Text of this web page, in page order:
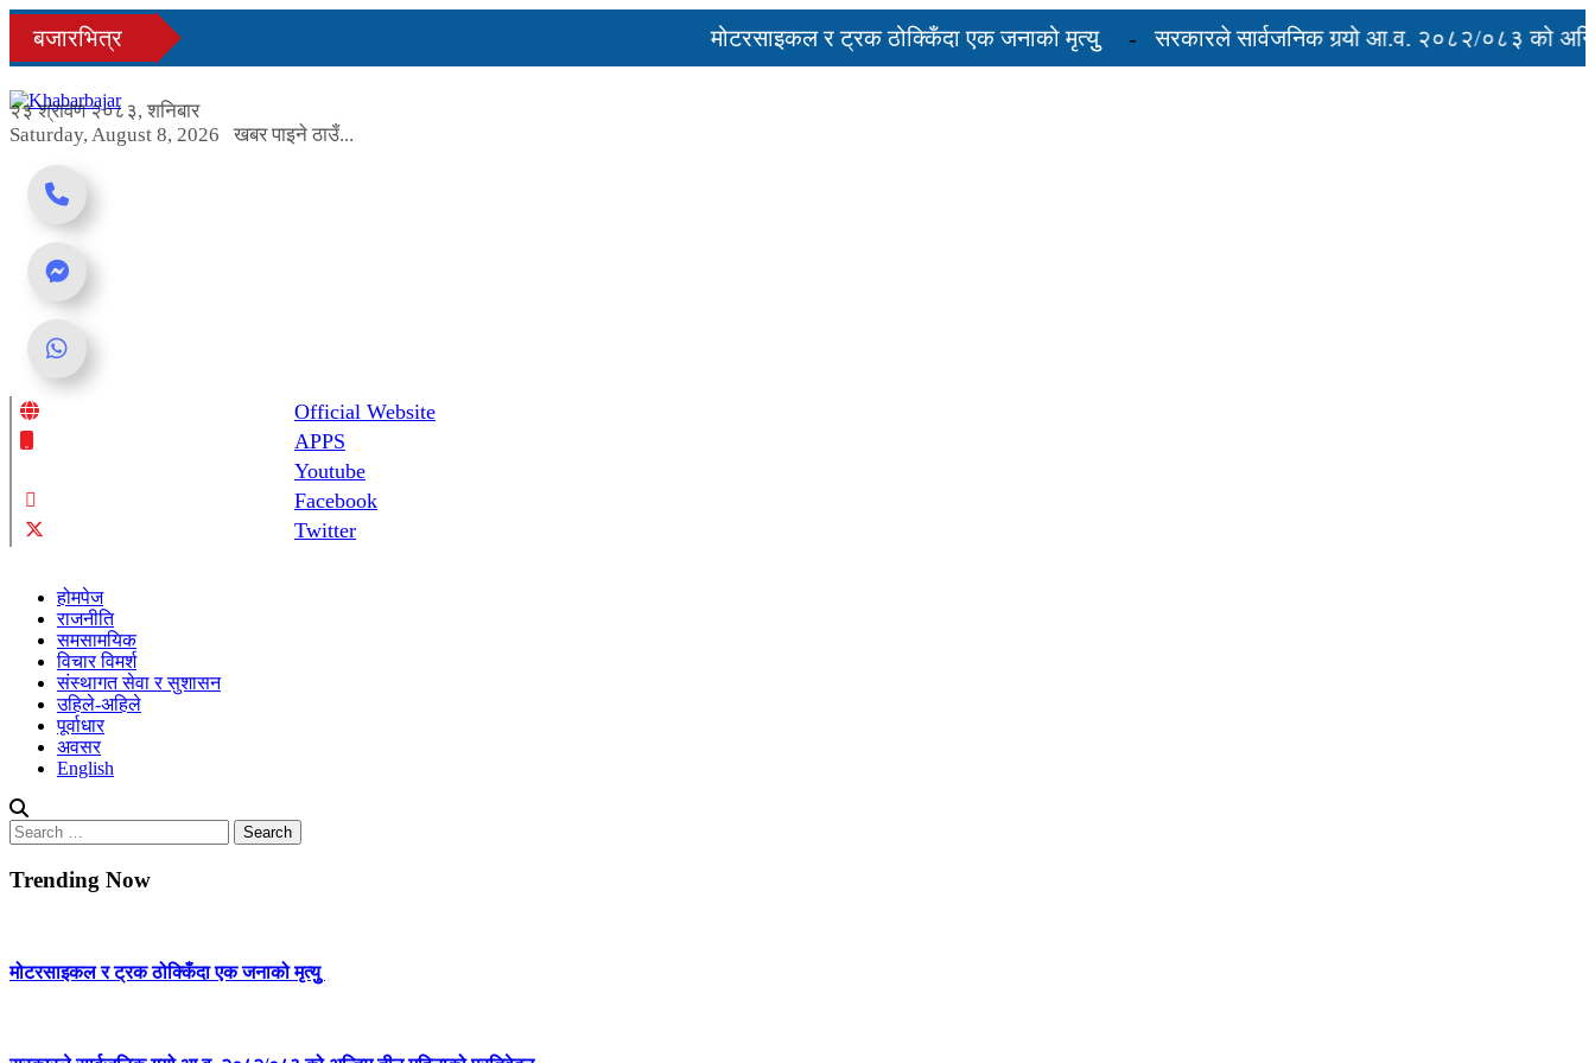
Skip
content
बजारभित्र मोटरसाइकल र ट्रक ठोक्किँदा एक जनाको मृत्युु
सरकारले सार्वजनिक गर्‍यो आ.व. २०८२/०८३ को अन्तिम
२३ श्रावण २०८३, शनिबार
Saturday, August 8, 2026
खबर पाइने ठाउँ...
Online News Portal
Official Website
APPS
Youtube
Facebook
Twitter
होमपेज
राजनीति
समसामयिक
विचार विमर्श
संस्थागत सेवा र सुशासन
उहिले-अहिले
पूर्वाधार
अवसर
English
Search
for:
Trending Now
मोटरसाइकल र ट्रक ठोक्किँदा एक जनाको मृत्युु